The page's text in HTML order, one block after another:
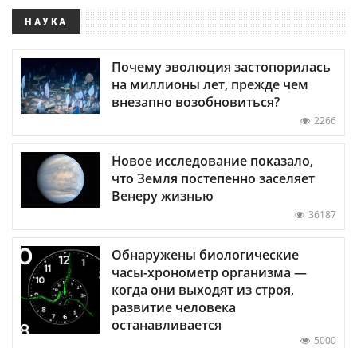
НАУКА
Почему эволюция застопорилась
на миллионы лет, прежде чем
внезапно возобновиться?
2266
Новое исследование показало,
что Земля постепенно заселяет
Венеру жизнью
36187
Обнаружены биологические
часы-хронометр организма —
когда они выходят из строя,
развитие человека
останавливается
5000